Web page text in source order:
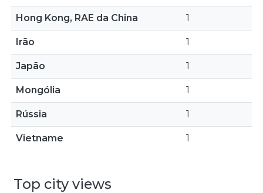
Hong Kong, RAE da China 1
Irão 1
Japão 1
Mongólia 1
Rússia 1
Vietname 1
Top city views